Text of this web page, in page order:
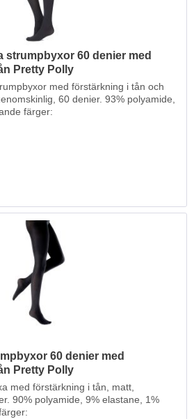
strumpbyxor 60 denier med
Pretty Polly
med förstärkning i tån och
60 denier. 93% polyamide,
färger:
60 denier med
Pretty Polly
med förstärkning i tån, matt,
90% polyamide, 9% elastane, 1%